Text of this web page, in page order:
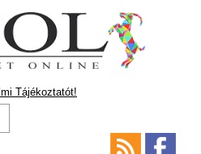
Tájékoztatót!